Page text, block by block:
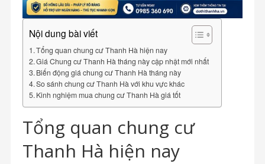
Nội dung bài viết
Tổng quan chung cư Thanh Hà hiện nay
Giá Chung cư Thanh Hà tháng này cập nhật mới nhất
Biến động giá chung cư Thanh Hà tháng này
So sánh chung cư Thanh Hà với khu vực khác
Kinh nghiệm mua chung cư Thanh Hà giá tốt
Tổng quan chung cư
Thanh Hà hiện nay